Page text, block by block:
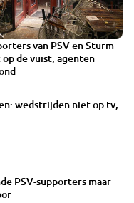
van PSV en Sturm
op de vuist, agenten
wedstrijden niet op tv,
PSV-supporters maar